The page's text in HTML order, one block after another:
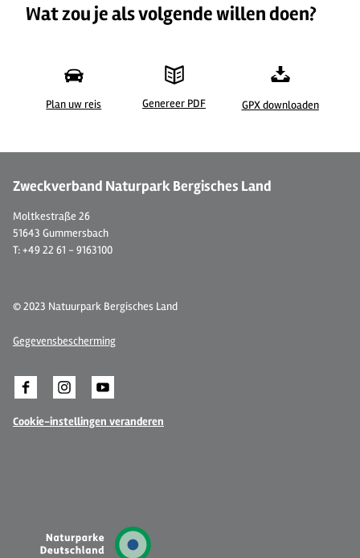
Wat zou je als volgende willen doen?
Plan uw reis Genereer PDF GPX downloaden
Zweckverband Naturpark Bergisches Land
Moltkestraße 26
51643 Gummersbach
T: +49 22 61 - 9163100
© 2023 Natuurpark Bergisches Land
Gegevensbescherming
Cookie-instellingen veranderen